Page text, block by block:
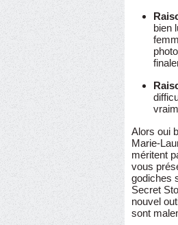
bien
Alors oui
Marie-
méritent
vous
godiches
Secret
nouvel
sont